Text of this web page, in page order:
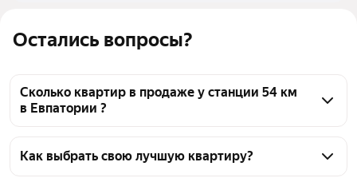
Остались вопросы?
Сколько квартир в продаже у станции 54 км
в Евпатории ?
км в Евпатории 286 квартир, из них 18 объявлений
Как выбрать свою лучшую квартиру?